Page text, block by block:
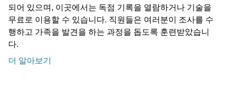
되어 있으며, 이곳에서는 독점 기록을 열람하거나 기술을
무료로 이용할 수 있습니다. 직원들은 여러분이 조사를 수
행하고 가족을 발견을 하는 과정을 돕도록 훈련받았습니
다.
더 알아보기